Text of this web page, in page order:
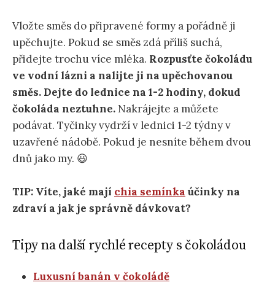
Vložte směs do připravené formy a pořádně ji
upěchujte. Pokud se směs zdá příliš suchá,
přidejte trochu více mléka. Rozpusťte čokoládu
ve vodní lázni a nalijte ji na upěchovanou
směs. Dejte do lednice na 1-2 hodiny, dokud
čokoláda neztuhne. Nakrájejte a můžete
podávat. Tyčinky vydrží v lednici 1-2 týdny v
uzavřené nádobě. Pokud je nesníte během dvou
dnů jako my. 😃
TIP: Víte, jaké mají chia semínkaúčinky na
zdraví a jak je správně dávkovat?
Tipy na další rychlé recepty s čokoládou
Luxusní banán v čokoládě